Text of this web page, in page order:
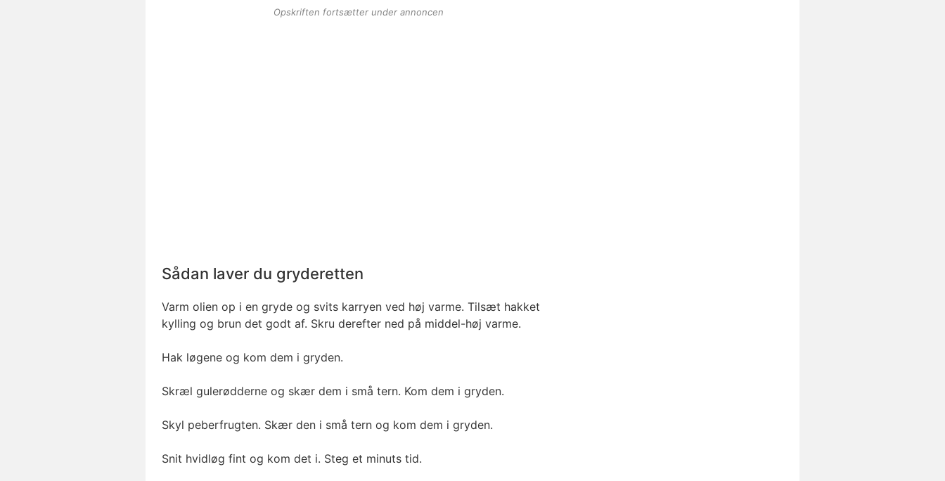
Opskriften fortsætter under annoncen
Sådan laver du gryderetten
Varm olien op i en gryde og svits karryen ved høj varme. Tilsæt hakket
kylling og brun det godt af. Skru derefter ned på middel-høj varme.
Hak løgene og kom dem i gryden.
Skræl gulerødderne og skær dem i små tern. Kom dem i gryden.
Skyl peberfrugten. Skær den i små tern og kom dem i gryden.
Snit hvidløg fint og kom det i. Steg et minuts tid.